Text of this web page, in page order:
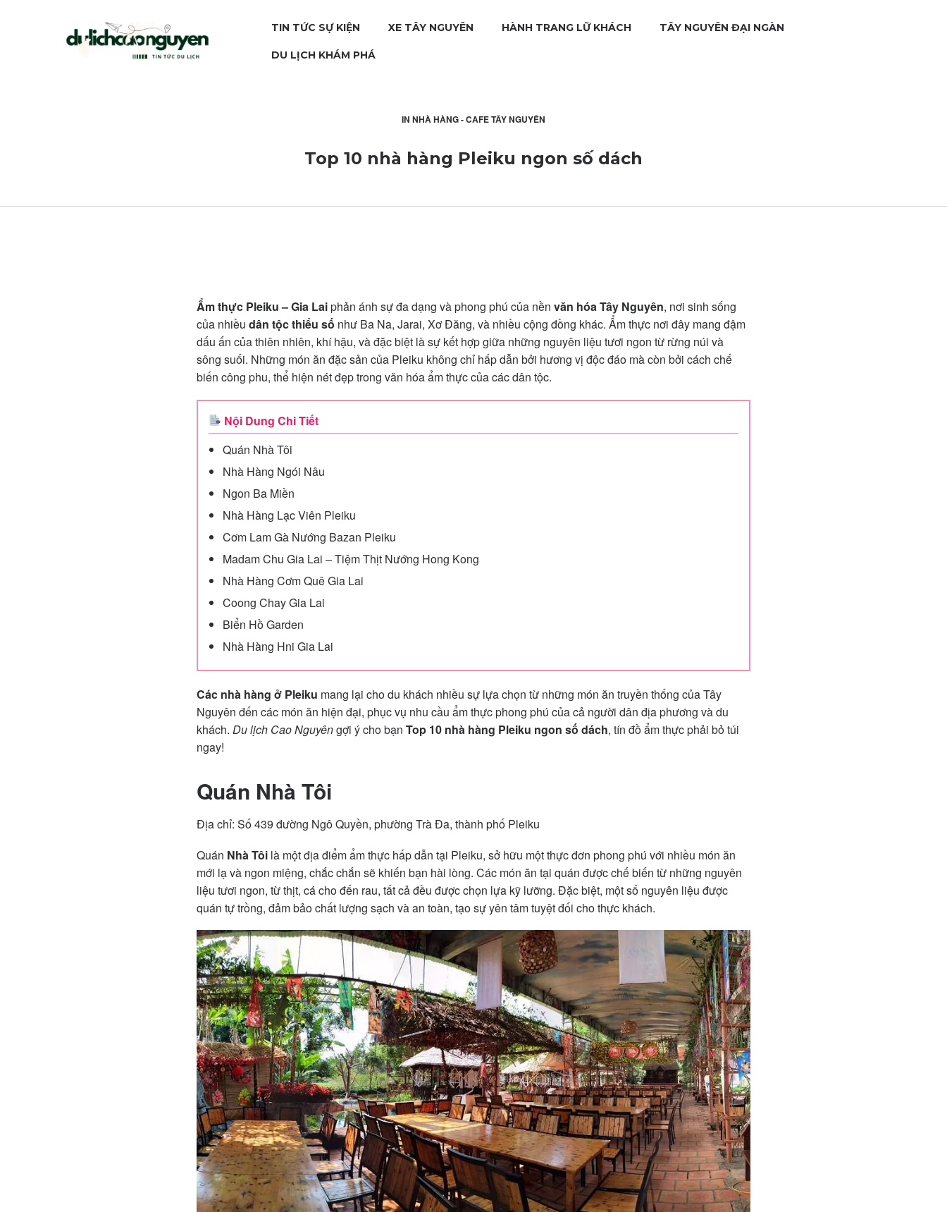
TIN TỨC SỰ KIỆN XE TÂY NGUYÊN HÀNH TRANG LỮ KHÁCH TÂY NGUYÊN ĐẠI NGÀN
DU LỊCH KHÁM PHÁ
IN NHÀ HÀNG - CAFE TÂY NGUYÊN
Top 10 nhà hàng Pleiku ngon số dách
Ẩm thực Pleiku – Gia Laiphản ánh sự đa dạng và phong phú của nềnvăn hóa Tây Nguyên, nơi sinh sống
của nhiềudân tộc thiểu số như Ba Na, Jarai, Xơ Đăng, và nhiều cộng đồng khác. Ẩm thực nơi đây mang đậm
dấu ấn của thiên nhiên, khí hậu, và đặc biệt là sự kết hợp giữa những nguyên liệu tươi ngon từ rừng núi và
sông suối. Những món ăn đặc sản của Pleiku không chỉ hấp dẫn bởi hương vị độc đáo mà còn bởi cách chế
biến công phu, thể hiện nét đẹp trong văn hóa ẩm thực của các dân tộc.
Nội Dung Chi Tiết
Quán Nhà Tôi
Nhà Hàng Ngói Nâu
Ngon Ba Miền
Nhà Hàng Lạc Viên Pleiku
Cơm Lam Gà Nướng Bazan Pleiku
Madam Chu Gia Lai – Tiệm Thịt Nướng Hong Kong
Nhà Hàng Cơm Quê Gia Lai
Coong Chay Gia Lai
Biển Hồ Garden
Nhà Hàng Hni Gia Lai
Các nhà hàng ở Pleiku mang lại cho du khách nhiều sự lựa chọn từ những món ăn truyền thống của Tây
Nguyên đến các món ăn hiện đại, phục vụ nhu cầu ẩm thực phong phú của cả người dân địa phương và du
khách.Du lịch Cao Nguyêngợi ý cho bạnTop 10 nhà hàng Pleiku ngon số dách, tín đồ ẩm thực phải bỏ túi
ngay!
Quán Nhà Tôi
Địa chỉ: Số 439 đường Ngô Quyền, phường Trà Đa, thành phố Pleiku
Quán Nhà Tôi là một địa điểm ẩm thực hấp dẫn tại Pleiku, sở hữu một thực đơn phong phú với nhiều món ăn
mới lạ và ngon miệng, chắc chắn sẽ khiến bạn hài lòng. Các món ăn tại quán được chế biến từ những nguyên
liệu tươi ngon, từ thịt, cá cho đến rau, tất cả đều được chọn lựa kỹ lưỡng. Đặc biệt, một số nguyên liệu được
quán tự trồng, đảm bảo chất lượng sạch và an toàn, tạo sự yên tâm tuyệt đối cho thực khách.